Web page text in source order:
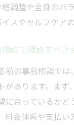
調整や全身のバ
スやセルフケア
談で確認すべき
前の事前相談では
があります。まず
に合っているかど
料金体系や支払い